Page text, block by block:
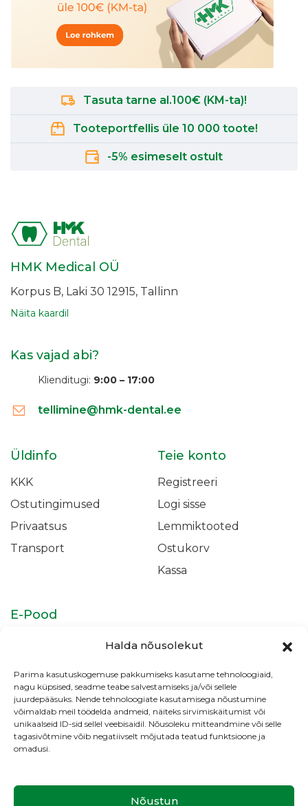
Halda nõusolekut
Parima kasutuskogemuse pakkumiseks kasutame tehnoloogiaid,
nagu küpsised, seadme teabe salvestamiseks ja/või sellele
juurdepääsuks. Nende tehnoloogiate kasutamisega nõustumine
võimaldab meil töödelda andmeid, näiteks sirvimiskäitumist või
unikaalseid ID-sid sellel veebisaidil. Nõusoleku mitteandmine või selle
tagasivõtmine võib negatiivselt mõjutada teatud funktsioone ja
omadusi.
Nõustun
Tasuta tarne al.100€ (KM-ta)!
Tooteportfellis üle 10 000 toote!
-5% esimeselt ostult
HMK Medical OÜ
Korpus B, Laki 30 12915, Tallinn
Näita kaardil
Kas vajad abi?
Klienditugi: 9:00 – 17:00
tellimine@hmk-dental.ee
Üldinfo
KKK
Ostutingimused
Privaatsus
Transport
Teie konto
Registreeri
Logi sisse
Lemmiktooted
Ostukorv
Kassa
E-Pood
Isikukaitsevahendid
Täidismaterjalid &
Juureravi
Profülaktika &
Valgendus
Kliiniku tarvikud